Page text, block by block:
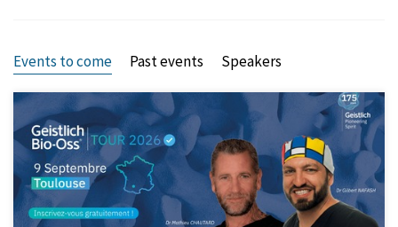
Events to come Past events Speakers